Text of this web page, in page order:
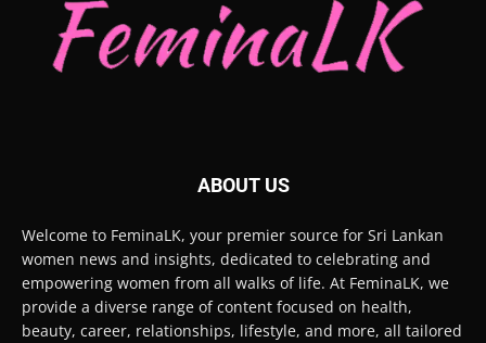
ABOUT US
Welcome to FeminaLK, your premier source for Sri Lankan
women news and insights, dedicated to celebrating and
empowering women from all walks of life. At FeminaLK, we
provide a diverse range of content focused on health,
beauty, career, relationships, lifestyle, and more, all tailored